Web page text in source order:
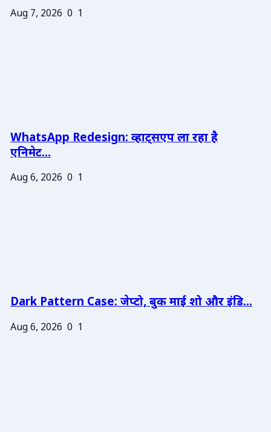
Aug 7, 2026 0 1
WhatsApp Redesign: व्हाट्सएप ला रहा है
एनिमेट...
Aug 6, 2026 0 1
Dark Pattern Case: जेप्टो, बुक माई शो और इंडि...
Aug 6, 2026 0 1